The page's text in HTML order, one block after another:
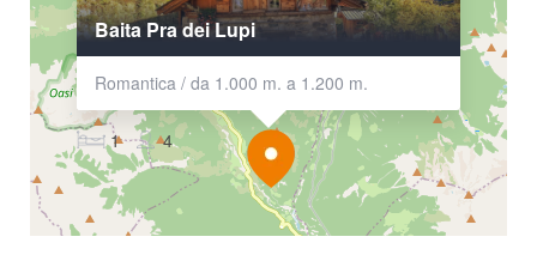
Baita Pra dei Lupi
Romantica / da 1.000 m. a 1.200 m.
4
1